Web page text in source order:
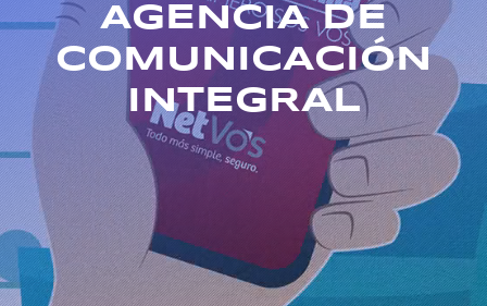
AGENCIA DE
COMUNICACIÓN
INTEGRAL